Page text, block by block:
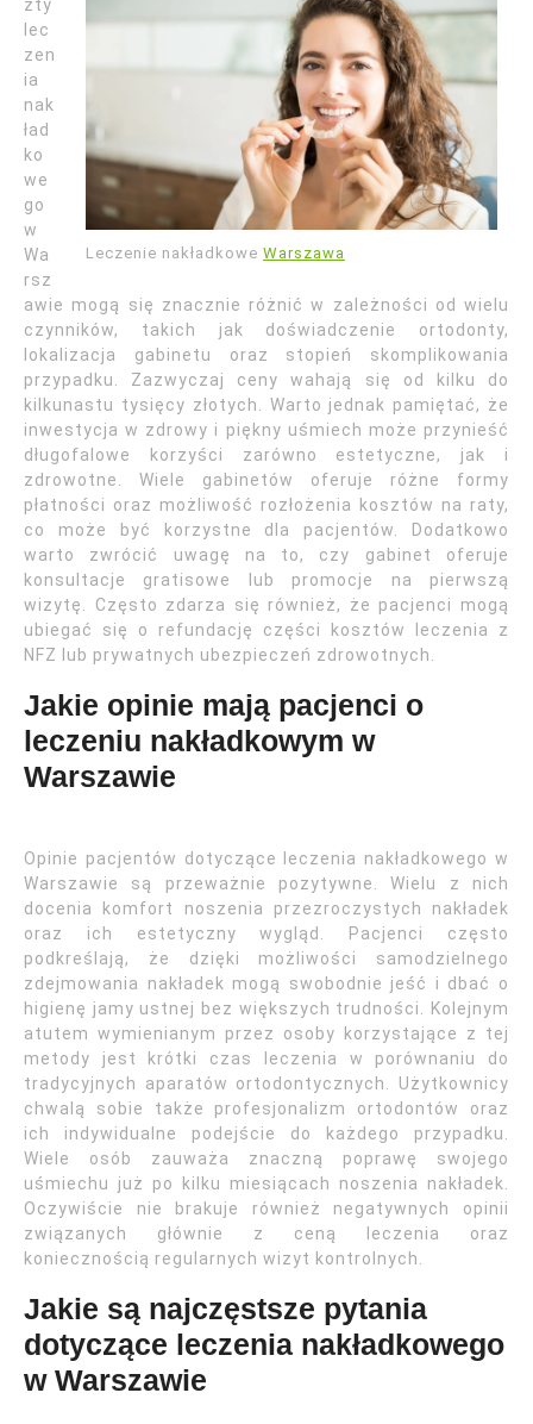
Leczenie nakładkowe Warszawa
zty
lec
zen
ia
nak
ład
ko
we
go
w
Wa
rsz
awie mogą się znacznie różnić w zależności od wielu
czynników, takich jak doświadczenie ortodonty,
lokalizacja gabinetu oraz stopień skomplikowania
przypadku. Zazwyczaj ceny wahają się od kilku do
kilkunastu tysięcy złotych. Warto jednak pamiętać, że
inwestycja w zdrowy i piękny uśmiech może przynieść
długofalowe korzyści zarówno estetyczne, jak i
zdrowotne. Wiele gabinetów oferuje różne formy
płatności oraz możliwość rozłożenia kosztów na raty,
co może być korzystne dla pacjentów. Dodatkowo
warto zwrócić uwagę na to, czy gabinet oferuje
konsultacje gratisowe lub promocje na pierwszą
wizytę. Często zdarza się również, że pacjenci mogą
ubiegać się o refundację części kosztów leczenia z
NFZ lub prywatnych ubezpieczeń zdrowotnych.
Jakie opinie mają pacjenci o
leczeniu nakładkowym w
Warszawie
Opinie pacjentów dotyczące leczenia nakładkowego w
Warszawie są przeważnie pozytywne. Wielu z nich
docenia komfort noszenia przezroczystych nakładek
oraz ich estetyczny wygląd. Pacjenci często
podkreślają, że dzięki możliwości samodzielnego
zdejmowania nakładek mogą swobodnie jeść i dbać o
higienę jamy ustnej bez większych trudności. Kolejnym
atutem wymienianym przez osoby korzystające z tej
metody jest krótki czas leczenia w porównaniu do
tradycyjnych aparatów ortodontycznych. Użytkownicy
chwalą sobie także profesjonalizm ortodontów oraz
ich indywidualne podejście do każdego przypadku.
Wiele osób zauważa znaczną poprawę swojego
uśmiechu już po kilku miesiącach noszenia nakładek.
Oczywiście nie brakuje również negatywnych opinii
związanych głównie z ceną leczenia oraz
koniecznością regularnych wizyt kontrolnych.
Jakie są najczęstsze pytania
dotyczące leczenia nakładkowego
w Warszawie